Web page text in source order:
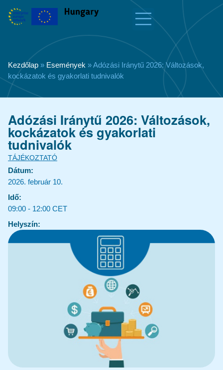
Kezdőlap » Események »Adózási Iránytű 2026: Változások,
kockázatok és gyakorlati tudnivalók
Adózási Iránytű 2026: Változások,
kockázatok és gyakorlati
tudnivalók
TÁJÉKOZTATÓ
Dátum:
2026. február 10.
Idő:
09:00 - 12:00 CET
Helyszín: